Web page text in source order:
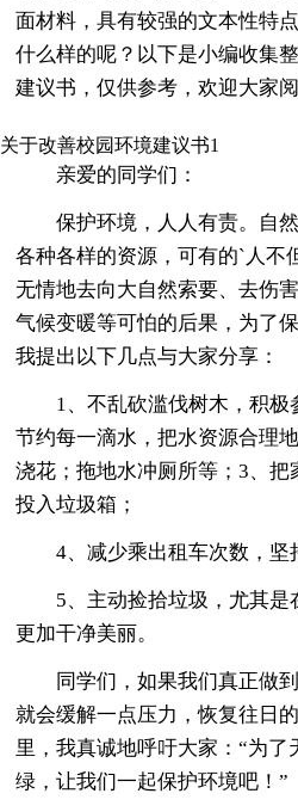
面材料，具有较强的文本性特
什么样的呢？以下是小编收集
建议书，仅供参考，欢迎大家阅
关于改善校园环境建议书1
亲爱的同学们：
保护环境，人人有责。自
各种各样的资源，可有的`人不
无情地去向大自然索要、去伤
气候变暖等可怕的后果，为了
我提出以下几点与大家分享：
1、不乱砍滥伐树木，积极
节约每一滴水，把水资源合理
浇花；拖地水冲厕所等；3、
投入垃圾箱；
4、减少乘出租车次数，坚
5、主动捡拾垃圾，尤其是
更加干净美丽。
同学们，如果我们真正做
就会缓解一点压力，恢复往日
里，我真诚地呼吁大家：“为了
绿，让我们一起保护环境吧！”